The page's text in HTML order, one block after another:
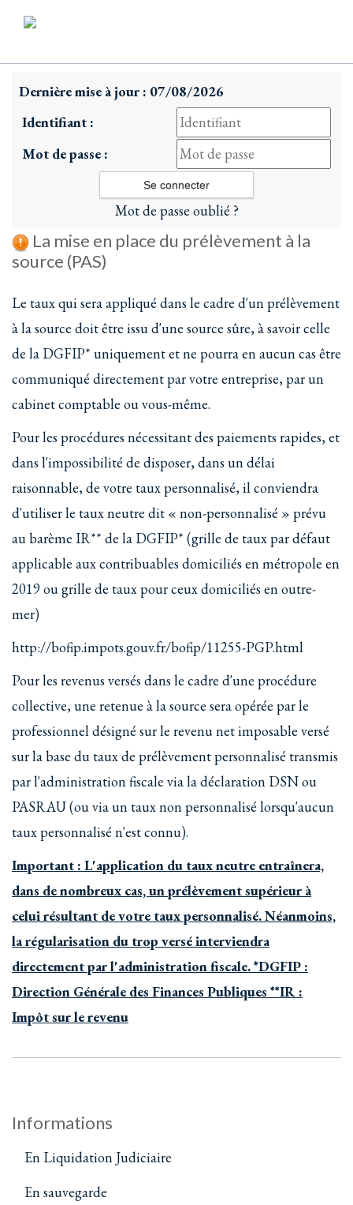
Dernière mise à jour : 07/08/2026
Identifiant :
Mot de passe :
Mot de passe oublié ?
La mise en place du prélèvement à la
source (PAS)
Le taux qui sera appliqué dans le cadre d'un prélèvement
à la source doit être issu d'une source sûre, à savoir celle
de la DGFIP* uniquement et ne pourra en aucun cas être
communiqué directement par votre entreprise, par un
cabinet comptable ou vous-même.
Pour les procédures nécessitant des paiements rapides, et
dans l'impossibilité de disposer, dans un délai
raisonnable, de votre taux personnalisé, il conviendra
d'utiliser le taux neutre dit « non-personnalisé » prévu
au barème IR** de la DGFIP* (grille de taux par défaut
applicable aux contribuables domiciliés en métropole en
2019 ou grille de taux pour ceux domiciliés en outre-
mer)
http://bofip.impots.gouv.fr/bofip/11255-PGP.html
Pour les revenus versés dans le cadre d'une procédure
collective, une retenue à la source sera opérée par le
professionnel désigné sur le revenu net imposable versé
sur la base du taux de prélèvement personnalisé transmis
par l'administration fiscale via la déclaration DSN ou
PASRAU (ou via un taux non personnalisé lorsqu'aucun
taux personnalisé n'est connu).
Important : L'application du taux neutre entraînera,
dans de nombreux cas, un prélèvement supérieur à
celui résultant de votre taux personnalisé. Néanmoins,
la régularisation du trop versé interviendra
directement par l'administration fiscale. *DGFIP :
Direction Générale des Finances Publiques **IR :
Impôt sur le revenu
Informations
En Liquidation Judiciaire
En sauvegarde